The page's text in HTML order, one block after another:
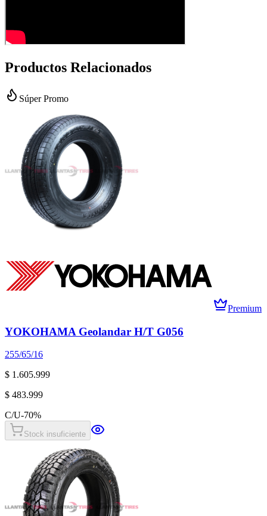
Productos Relacionados
Súper Promo
Premium
YOKOHAMA Geolandar H/T G056
255/65/16
$ 1.605.999
$ 483.999
C/U-70%
Stock insuficiente